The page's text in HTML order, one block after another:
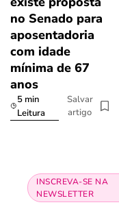
no Senado para
aposentadoria
com idade
mínima de 67
anos
5 min
Leitura
Salvar
artigo
INSCREVA-SE NA
NEWSLETTER